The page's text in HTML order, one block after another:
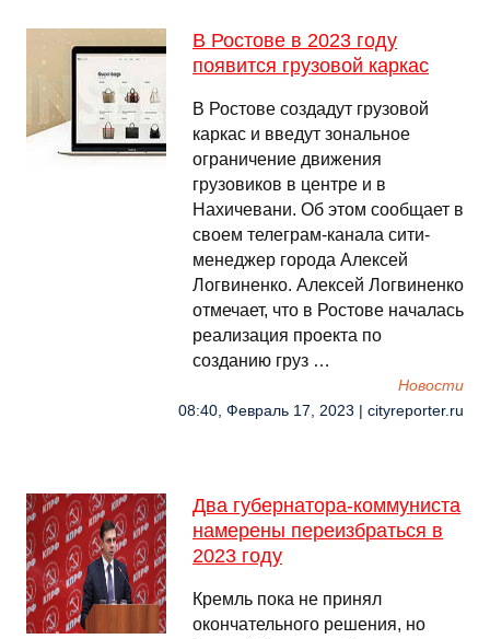
В Ростове в 2023 году
появится грузовой каркас
В Ростове создадут грузовой
каркас и введут зональное
ограничение движения
грузовиков в центре и в
Нахичевани. Об этом сообщает в
своем телеграм-канала сити-
менеджер города Алексей
Логвиненко. Алексей Логвиненко
отмечает, что в Ростове началась
реализация проекта по
созданию груз …
Новости
08:40, Февраль 17, 2023 | cityreporter.ru
Два губернатора-коммуниста
намерены переизбраться в
2023 году
Кремль пока не принял
окончательного решения, но